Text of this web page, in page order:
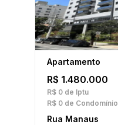
Apartamento
R$ 1.480.000
R$ 0 de Iptu
R$ 0 de Condomínio
Rua Manaus